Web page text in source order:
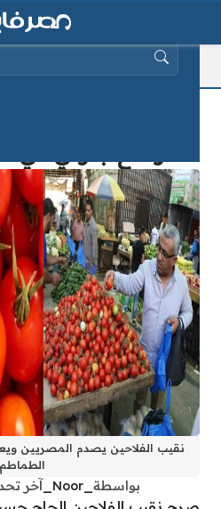
نقيب الفلاحين يصدم المصريين
الطماطم
بواسطة _Noor_ آخر
البحث عن: